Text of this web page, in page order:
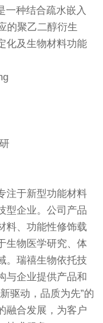
一种结合疏水嵌入
的聚乙二醇衍生
化及生物材料功能
注于新型功能材料
型企业。公司产品
料、功能性修饰载
生物医学研究、体
。瑞禧生物依托技
与企业提供产品和
驱动，品质为先”的
融合发展，为客户